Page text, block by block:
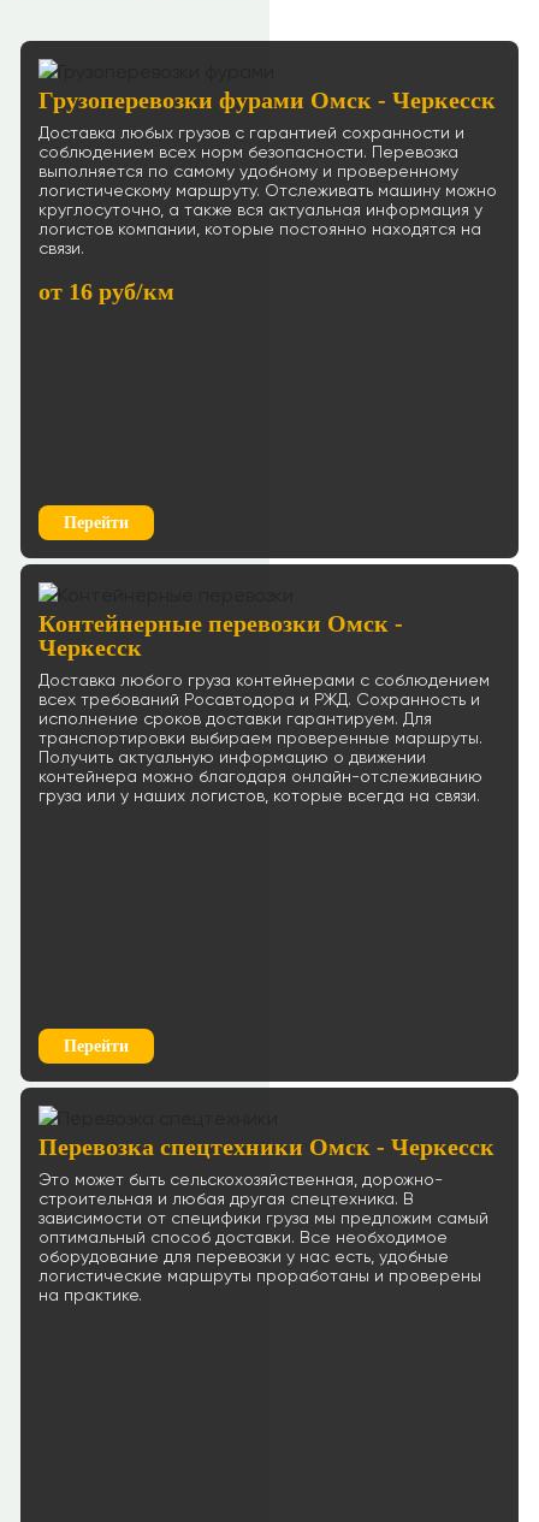
Грузоперевозки фурами Омск - Черкесск
Доставка любых грузов с гарантией сохранности и
соблюдением всех норм безопасности. Перевозка
выполняется по самому удобному и проверенному
логистическому маршруту. Отслеживать машину можно
круглосуточно, а также вся актуальная информация у
логистов компании, которые постоянно находятся на
связи.
от 16 руб/км
Перейти
Контейнерные перевозки Омск -
Черкесск
Доставка любого груза контейнерами с соблюдением
всех требований Росавтодора и РЖД. Сохранность и
исполнение сроков доставки гарантируем. Для
транспортировки выбираем проверенные маршруты.
Получить актуальную информацию о движении
контейнера можно благодаря онлайн-отслеживанию
груза или у наших логистов, которые всегда на связи.
Перейти
Перевозка спецтехники Омск - Черкесск
Это может быть сельскохозяйственная, дорожно-
строительная и любая другая спецтехника. В
зависимости от специфики груза мы предложим самый
оптимальный способ доставки. Все необходимое
оборудование для перевозки у нас есть, удобные
логистические маршруты проработаны и проверены
на практике.